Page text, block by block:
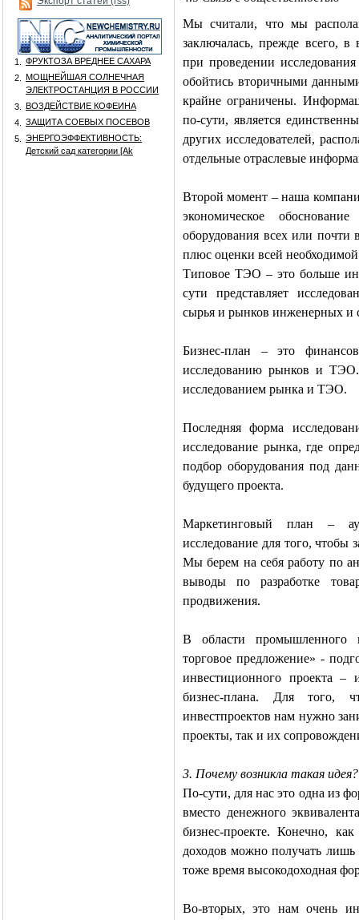
1.
ФРУКТОЗА ВРЕДНЕЕ САХАРА
2.
МОЩНЕЙШАЯ СОЛНЕЧНАЯ
ЭЛЕКТРОСТАНЦИЯ В РОССИИ
3.
ВОЗДЕЙСТВИЕ КОФЕИНА
4.
ЗАЩИТА СОЕВЫХ ПОСЕВОВ
5.
ЭНЕРГОЭФФЕКТИВНОСТЬ:
Детский сад категории [Аk
Мы считали, что мы
заключалась, прежде всего,
при проведении
обойтись вторичными
крайне ограничены.
по-сути, является
других исследователей,
отдельные отраслевые
Второй момент – наша
экономическое
оборудования всех или почти
плюс оценки всей
Типовое ТЭО – это больше
сути представляет
сырья и рынков инженерных и
Бизнес-план – это
исследованию рынков и ТЭО.
исследованием рынка и ТЭО.
Последняя форма
исследование рынка, где
подбор оборудования под
будущего проекта.
Маркетинговый план –
исследование для того, чтобы
Мы берем на себя работу по
выводы по разработке
продвижения.
В области промышленного
торговое предложение» -
инвестиционного проекта –
бизнес-плана. Для того,
инвестпроектов нам нужно
проекты, так и их
3. Почему возникла такая идея?
По-сути, для нас это одна из
вместо денежного
бизнес-проекте. Конечно,
доходов можно получать
тоже время высокодоходная
Во-вторых, это нам очень